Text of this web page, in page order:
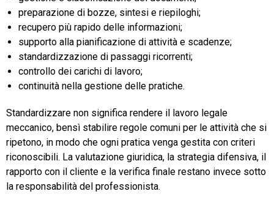
preparazione di bozze, sintesi e riepiloghi;
recupero più rapido delle informazioni;
supporto alla pianificazione di attività e scadenze;
standardizzazione di passaggi ricorrenti;
controllo dei carichi di lavoro;
continuità nella gestione delle pratiche.
Standardizzare non significa rendere il lavoro legale
meccanico, bensì stabilire regole comuni per le attività che si
ripetono, in modo che ogni pratica venga gestita con criteri
riconoscibili. La valutazione giuridica, la strategia difensiva, il
rapporto con il cliente e la verifica finale restano invece sotto
la responsabilità del professionista.